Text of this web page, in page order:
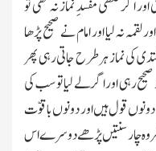
غلطی مفسدِ نماز نہ تھی تو
لقمہ نہ لیا اور امام نے صحیح پڑھا
کی نماز ہر طرح جاتی رہی پھر
صحیح رہی اور اگر لے لیا تو سب کی
دونوں قول ہیں اور دونوں باقوّت
وہ چا ر سنتیں پڑھے دوسرے اس